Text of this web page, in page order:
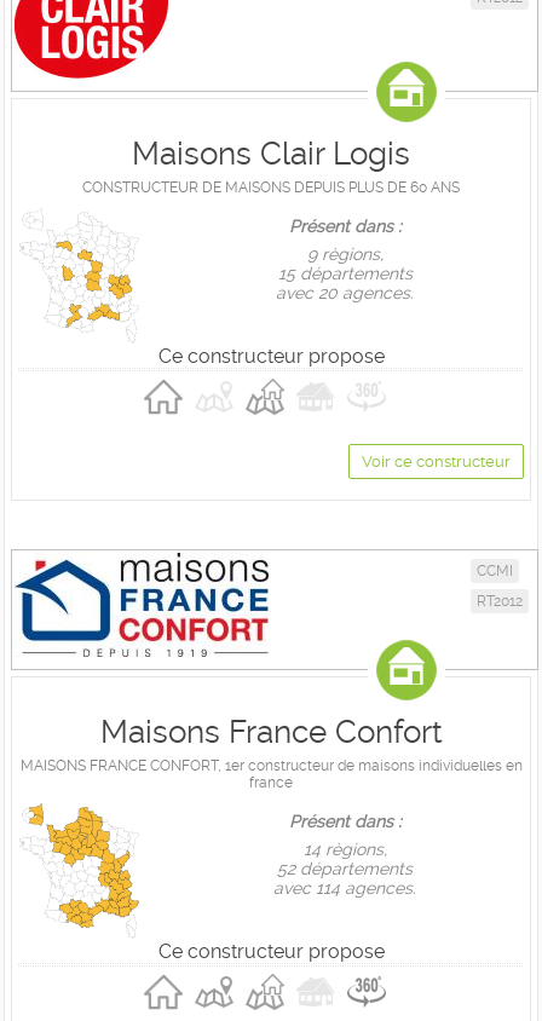
Maisons Clair Logis
CONSTRUCTEUR DE MAISONS DEPUIS PLUS DE 60 ANS
Présent dans :
9 règions,
15 départements
avec 20 agences.
Ce constructeur propose
Voir ce constructeur
CCMI
RT2012
Maisons France Confort
MAISONS FRANCE CONFORT, 1er constructeur de maisons individuelles en
france
Présent dans :
14 règions,
52 départements
avec 114 agences.
Ce constructeur propose